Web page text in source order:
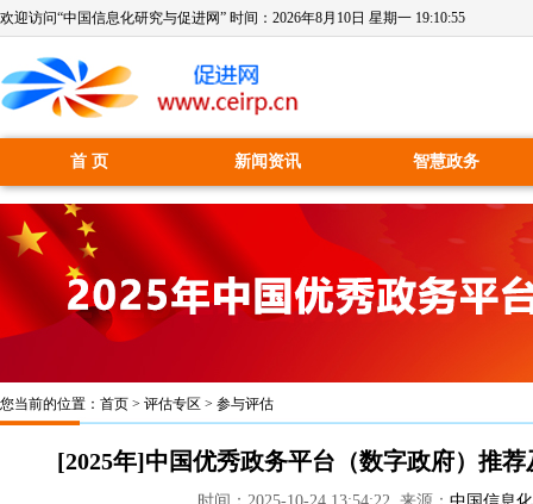
欢迎访问“中国信息化研究与促进网” 时间： 2026年8月10日 星期一 19:10:55
首 页 新闻资讯 智慧政务
您当前的位置： 首页 > 评估专区 > 参与评估
[2025年]中国优秀政务平台（数字政府）推